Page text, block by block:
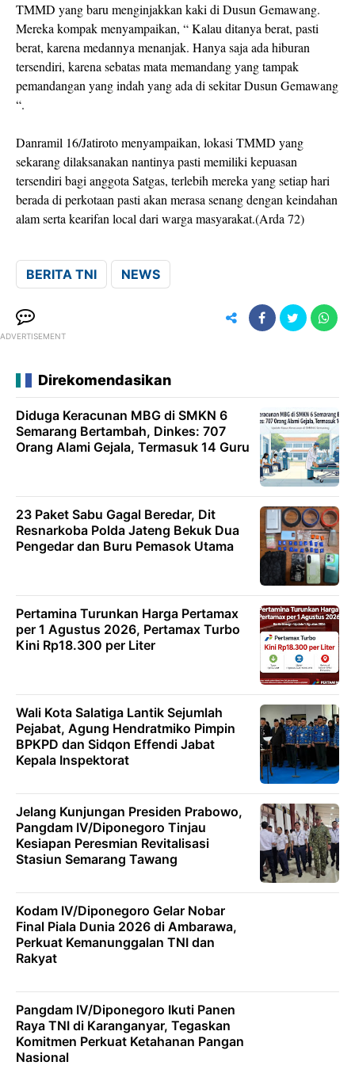
TMMD yang baru menginjakkan kaki di Dusun Gemawang.
Mereka kompak menyampaikan, “ Kalau ditanya berat, pasti
berat, karena medannya menanjak. Hanya saja ada hiburan
tersendiri, karena sebatas mata memandang yang tampak
pemandangan yang indah yang ada di sekitar Dusun Gemawang
“.
Danramil 16/Jatiroto menyampaikan, lokasi TMMD yang
sekarang dilaksanakan nantinya pasti memiliki kepuasan
tersendiri bagi anggota Satgas, terlebih mereka yang setiap hari
berada di perkotaan pasti akan merasa senang dengan keindahan
alam serta kearifan local dari warga masyarakat.(Arda 72)
BERITA TNI NEWS
ADVERTISEMENT
Direkomendasikan
Diduga Keracunan MBG di SMKN 6
Semarang Bertambah, Dinkes: 707
Orang Alami Gejala, Termasuk 14 Guru
23 Paket Sabu Gagal Beredar, Dit
Resnarkoba Polda Jateng Bekuk Dua
Pengedar dan Buru Pemasok Utama
Pertamina Turunkan Harga Pertamax
per 1 Agustus 2026, Pertamax Turbo
Kini Rp18.300 per Liter
Wali Kota Salatiga Lantik Sejumlah
Pejabat, Agung Hendratmiko Pimpin
BPKPD dan Sidqon Effendi Jabat
Kepala Inspektorat
Jelang Kunjungan Presiden Prabowo,
Pangdam IV/Diponegoro Tinjau
Kesiapan Peresmian Revitalisasi
Stasiun Semarang Tawang
Kodam IV/Diponegoro Gelar Nobar
Final Piala Dunia 2026 di Ambarawa,
Perkuat Kemanunggalan TNI dan
Rakyat
Pangdam IV/Diponegoro Ikuti Panen
Raya TNI di Karanganyar, Tegaskan
Komitmen Perkuat Ketahanan Pangan
Nasional